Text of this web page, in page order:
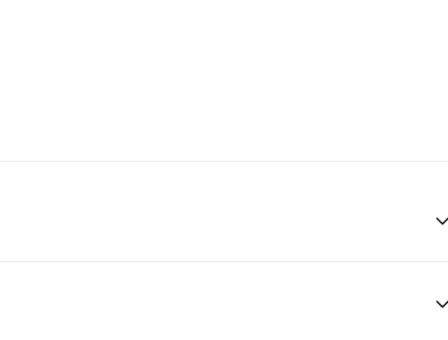
vida e também a vida de todas as pessoas que